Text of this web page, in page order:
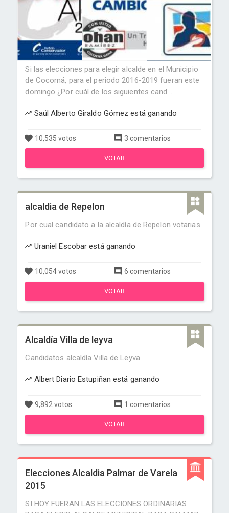
Si las elecciones para elegir alcalde en el Municipio
de Cocorná, para el periodo 2016-2019 fueran este
domingo ¿Por cuál de los siguientes cand...
Saúl Alberto Giraldo Gómez está ganando
10,535 votos 3 comentarios
VOTAR
alcaldia de Repelon
Por cual candidato a la alcaldía de Repelon votarias
Uraniel Escobar está ganando
10,054 votos 6 comentarios
VOTAR
Alcaldía Villa de leyva
Candidatos alcaldía Villa de Leyva
Albert Diario Estupiñan está ganando
9,892 votos 1 comentarios
VOTAR
Elecciones Alcaldia Palmar de Varela
2015
SI HOY FUERAN LAS ELECCIONES ORDINARIAS